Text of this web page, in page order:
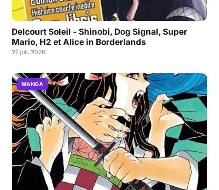
Delcourt Soleil - Shinobi, Dog Signal, Super
Mario, H2 et Alice in Borderlands
22 juil. 2026
MANGA